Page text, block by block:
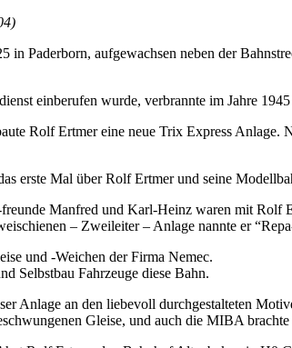
in Paderborn, aufgewachsen neben der
einberufen wurde, verbrannte im Jahre
Rolf Ertmer eine neue Trix Express
erste Mal über Rolf Ertmer und seine
Manfred und Karl-Heinz waren mit Rolf
– Zweileiter – Anlage nannte er
und -Weichen der Firma Nemec.
Selbstbau Fahrzeuge diese Bahn.
Anlage an den liebevoll durchgestalteten
Gleise, und auch die MIBA